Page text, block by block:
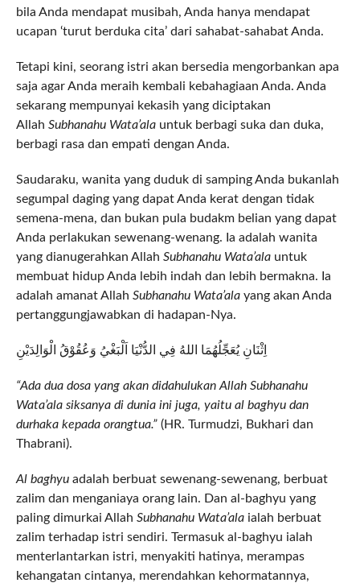
bila Anda mendapat musibah, Anda hanya mendapat
ucapan ‘turut berduka cita’ dari sahabat-sahabat Anda.
Tetapi kini, seorang istri akan bersedia mengorbankan apa
saja agar Anda meraih kembali kebahagiaan Anda. Anda
sekarang mempunyai kekasih yang diciptakan
Allah Subhanahu Wata’alauntuk berbagi suka dan duka,
berbagi rasa dan empati dengan Anda.
Saudaraku, wanita yang duduk di samping Anda bukanlah
segumpal daging yang dapat Anda kerat dengan tidak
semena-mena, dan bukan pula budakm belian yang dapat
Anda perlakukan sewenang-wenang. Ia adalah wanita
yang dianugerahkan Allah Subhanahu Wata’alauntuk
membuat hidup Anda lebih indah dan lebih bermakna. Ia
adalah amanat Allah Subhanahu Wata’ala yang akan Anda
pertanggungjawabkan di hadapan-Nya.
اِثْنَانِ يُعَجِّلُهُمَا اللهُ فِي الدُّنْيَا اَلْبَغْيُ وَعُقُوْقُ الْوَالِدَيْنِ
“Ada dua dosa yang akan didahulukan Allah Subhanahu
Wata’ala siksanya di dunia ini juga, yaitu al baghyu dan
durhaka kepada orangtua.”(HR. Turmudzi, Bukhari dan
Thabrani).
Al baghyuadalah berbuat sewenang-sewenang, berbuat
zalim dan menganiaya orang lain. Dan al-baghyu yang
paling dimurkai Allah Subhanahu Wata’ala ialah berbuat
zalim terhadap istri sendiri. Termasuk al-baghyu ialah
menterlantarkan istri, menyakiti hatinya, merampas
kehangatan cintanya, merendahkan kehormatannya,